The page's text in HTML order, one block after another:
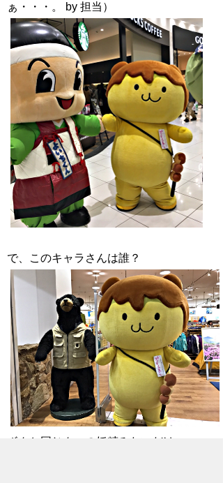
ぁ・・・。 by 担当）
で、このキャラさんは誰？
ボクと同じクマの妖精みたいだけ